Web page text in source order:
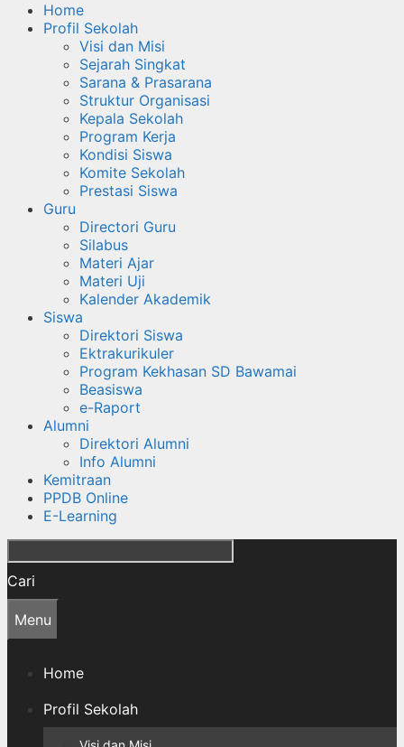
Home
Profil Sekolah
Visi dan Misi
Sejarah Singkat
Sarana & Prasarana
Struktur Organisasi
Kepala Sekolah
Program Kerja
Kondisi Siswa
Komite Sekolah
Prestasi Siswa
Guru
Directori Guru
Silabus
Materi Ajar
Materi Uji
Kalender Akademik
Siswa
Direktori Siswa
Ektrakurikuler
Program Kekhasan SD Bawamai
Beasiswa
e-Raport
Alumni
Direktori Alumni
Info Alumni
Kemitraan
PPDB Online
E-Learning
Cari
Menu
Home
Profil Sekolah